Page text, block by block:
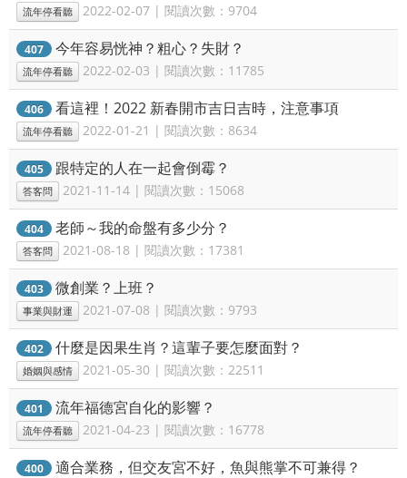
流年停看聽 2022-02-07 | 閱讀次數：9704
407 今年容易恍神？粗心？失財？
流年停看聽 2022-02-03 | 閱讀次數：11785
406 看這裡！2022 新春開市吉日吉時，注意事項
流年停看聽 2022-01-21 | 閱讀次數：8634
405 跟特定的人在一起會倒霉？
答客問 2021-11-14 | 閱讀次數：15068
404 老師～我的命盤有多少分？
答客問 2021-08-18 | 閱讀次數：17381
403 微創業？上班？
事業與財運 2021-07-08 | 閱讀次數：9793
402 什麼是因果生肖？這輩子要怎麼面對？
婚姻與感情 2021-05-30 | 閱讀次數：22511
401 流年福德宮自化的影響？
流年停看聽 2021-04-23 | 閱讀次數：16778
400 適合業務，但交友宮不好，魚與熊掌不可兼得？